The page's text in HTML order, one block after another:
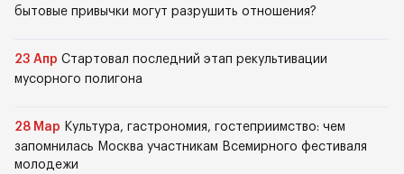
бытовые привычки могут разрушить отношения?
23 Апр Стартовал последний этап рекультивации
мусорного полигона
28 Мар Культура, гастрономия, гостеприимство: чем
запомнилась Москва участникам Всемирного фестиваля
молодежи